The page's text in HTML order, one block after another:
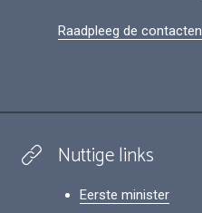
Raadpleeg de
Nuttige links
Eerste minister